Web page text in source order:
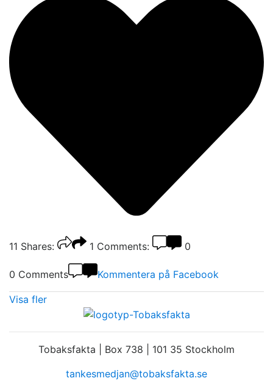
11 Shares: 1 Comments: 0
0 Comments Kommentera på Facebook
Visa fler
Tobaksfakta | Box 738 | 101 35 Stockholm
tankesmedjan@tobaksfakta.se